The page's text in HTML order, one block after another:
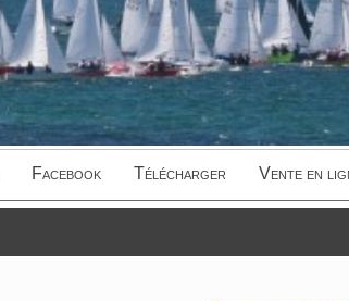
Facebook Télécharger Vente en